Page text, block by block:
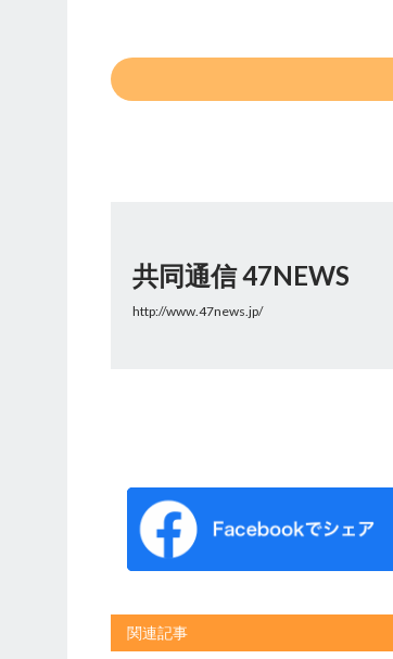
共同通信 47NEWS
http://www.47news.jp/
関連記事